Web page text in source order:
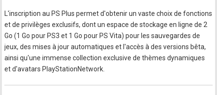
L'inscription au PS Plus permet d'obtenir un vaste choix de fonctions
et de privilèges exclusifs, dont un espace de stockage en ligne de 2
Go (1 Go pour PS3 et 1 Go pour PS Vita) pour les sauvegardes de
jeux, des mises à jour automatiques et l'accès à des versions bêta,
ainsi qu'une immense collection exclusive de thèmes dynamiques
et d'avatars PlayStationNetwork.